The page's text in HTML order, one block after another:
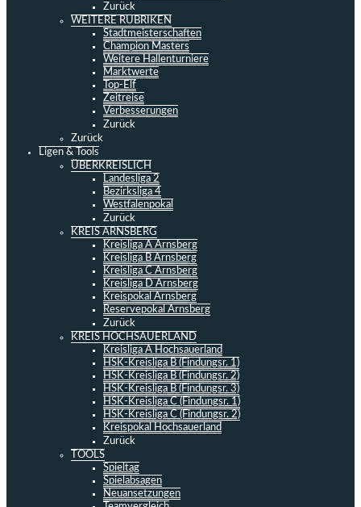
Zurück
WEITERE RUBRIKEN
Stadtmeisterschaften
Champion Masters
Weitere Hallenturniere
Marktwerte
Top-Elf
Zeitreise
Verbesserungen
Zurück
Zurück
Ligen & Tools
ÜBERKREISLICH
Landesliga 2
Bezirksliga 4
Westfalenpokal
Zurück
KREIS ARNSBERG
Kreisliga A Arnsberg
Kreisliga B Arnsberg
Kreisliga C Arnsberg
Kreisliga D Arnsberg
Kreispokal Arnsberg
Reservepokal Arnsberg
Zurück
KREIS HOCHSAUERLAND
Kreisliga A Hochsauerland
HSK-Kreisliga B (Findungsr. 1)
HSK-Kreisliga B (Findungsr. 2)
HSK-Kreisliga B (Findungsr. 3)
HSK-Kreisliga C (Findungsr. 1)
HSK-Kreisliga C (Findungsr. 2)
Kreispokal Hochsauerland
Zurück
TOOLS
Spieltag
Spielabsagen
Neuansetzungen